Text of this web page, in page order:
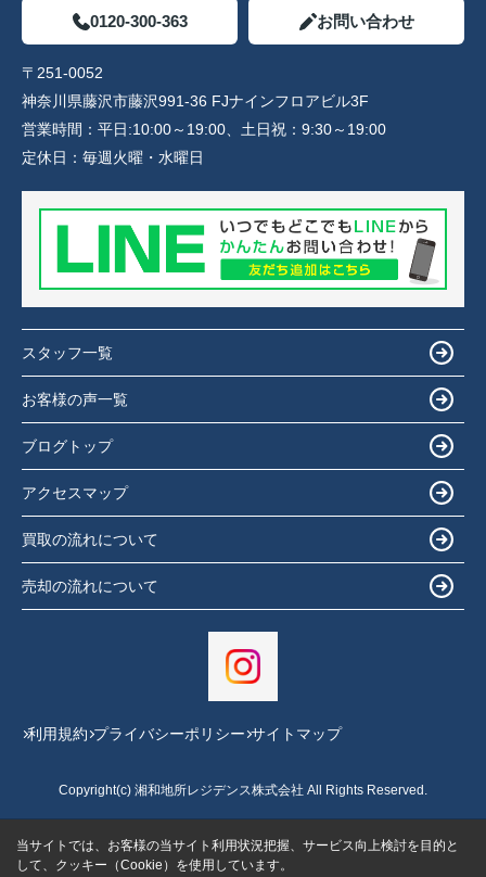
0120-300-363 お問い合わせ
〒251-0052
神奈川県藤沢市藤沢991-36 FJナインフロアビル3F
営業時間： 平日:10:00～19:00、土日祝：9:30～19:00
定休日： 毎週火曜・水曜日
スタッフ一覧
お客様の声一覧
ブログトップ
アクセスマップ
買取の流れについて
売却の流れについて
利用規約 プライバシーポリシー サイトマップ
Copyright(c) 湘和地所レジデンス株式会社 All Rights Reserved.
当サイトでは、お客様の当サイト利用状況把握、サービス向上検討を目的と
して、クッキー（Cookie）を使用しています。